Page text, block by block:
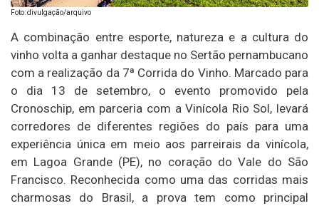
Foto: divulgação/arquivo
A combinação entre esporte, natureza e a cultura do
vinho volta a ganhar destaque no Sertão pernambucano
com a realização da 7ª Corrida do Vinho. Marcado para
o dia 13 de setembro, o evento promovido pela
Cronoschip, em parceria com a Vinícola Rio Sol, levará
corredores de diferentes regiões do país para uma
experiência única em meio aos parreirais da vinícola,
em Lagoa Grande (PE), no coração do Vale do São
Francisco. Reconhecida como uma das corridas mais
charmosas do Brasil, a prova tem como principal